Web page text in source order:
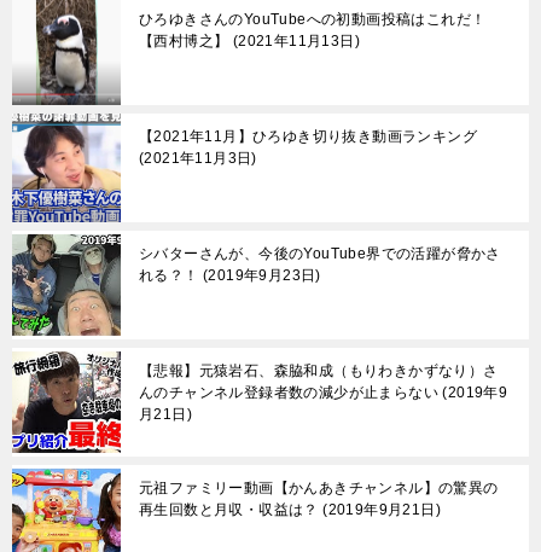
ひろゆきさんのYouTubeへの初動画投稿はこれだ！
【西村博之】
2021年11月13日
【2021年11月】ひろゆき切り抜き動画ランキング
2021年11月3日
シバターさんが、今後のYouTube界での活躍が脅かさ
れる？！
2019年9月23日
【悲報】元猿岩石、森脇和成（もりわきかずなり）さ
んのチャンネル登録者数の減少が止まらない 2019年9
月21日
元祖ファミリー動画【かんあきチャンネル】の驚異の
再生回数と月収・収益は？
2019年9月21日